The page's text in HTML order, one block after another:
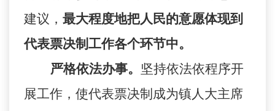
建议， 最大程度地把人民的意愿体现到
代表票决制工作各个环节中。
严格依法办事。 坚持依法依程序开
展工作，使代表票决制成为镇人大主席